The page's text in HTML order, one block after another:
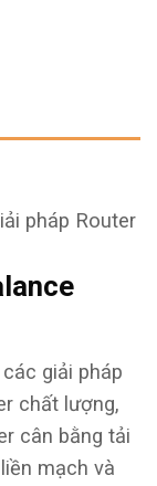
pháp Router
giải pháp
chất lượng,
cân bằng tải
mạch và